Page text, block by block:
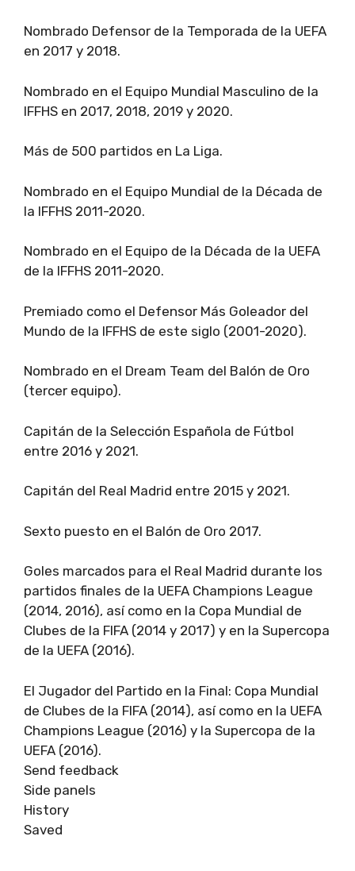
Nombrado Defensor de la Temporada de la UEFA
en 2017 y 2018.
Nombrado en el Equipo Mundial Masculino de la
IFFHS en 2017, 2018, 2019 y 2020.
Más de 500 partidos en La Liga.
Nombrado en el Equipo Mundial de la Década de
la IFFHS 2011-2020.
Nombrado en el Equipo de la Década de la UEFA
de la IFFHS 2011-2020.
Premiado como el Defensor Más Goleador del
Mundo de la IFFHS de este siglo (2001-2020).
Nombrado en el Dream Team del Balón de Oro
(tercer equipo).
Capitán de la Selección Española de Fútbol
entre 2016 y 2021.
Capitán del Real Madrid entre 2015 y 2021.
Sexto puesto en el Balón de Oro 2017.
Goles marcados para el Real Madrid durante los
partidos finales de la UEFA Champions League
(2014, 2016), así como en la Copa Mundial de
Clubes de la FIFA (2014 y 2017) y en la Supercopa
de la UEFA (2016).
El Jugador del Partido en la Final: Copa Mundial
de Clubes de la FIFA (2014), así como en la UEFA
Champions League (2016) y la Supercopa de la
UEFA (2016).
Send feedback
Side panels
History
Saved